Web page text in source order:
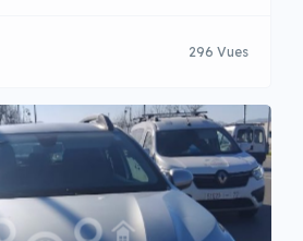
296 Vues